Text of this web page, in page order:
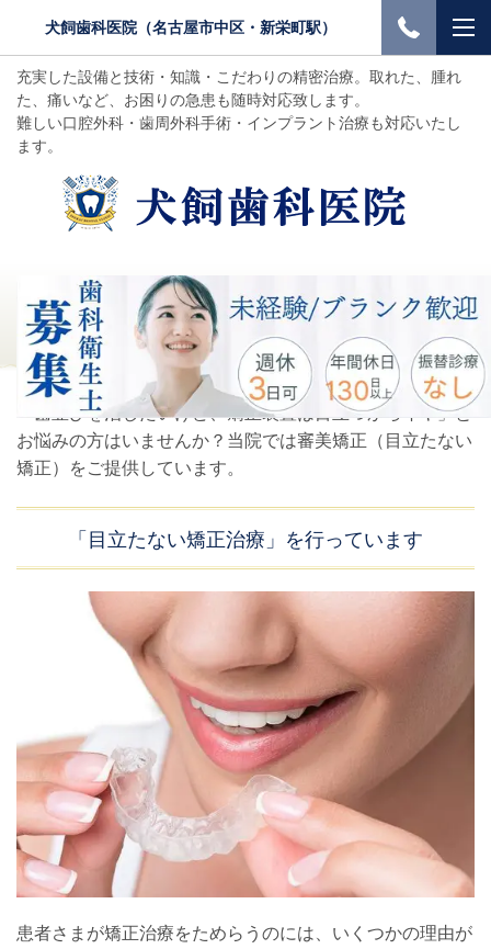
犬飼歯科医院（名古屋市中区・新栄町駅）
充実した設備と技術・知識・こだわりの精密治療。取れた、腫れ
た、痛いなど、お困りの急患も随時対応致します。
難しい口腔外科・歯周外科手術・インプラント治療も対応いたし
ます。
当院の矯正歯科
「歯並びを治したいけど、矯正装置は目立つからイヤ」と
お悩みの方はいませんか？当院では審美矯正（目立たない
矯正）をご提供しています。
「目立たない矯正治療」を行っています
患者さまが矯正治療をためらうのには、いくつかの理由が